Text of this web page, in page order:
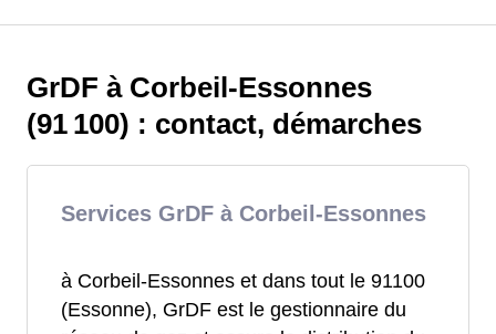
GrDF à Corbeil-Essonnes
(91 100) : contact, démarches
Services GrDF à Corbeil-Essonnes
à Corbeil-Essonnes et dans tout le 91100
(Essonne), GrDF est le gestionnaire du